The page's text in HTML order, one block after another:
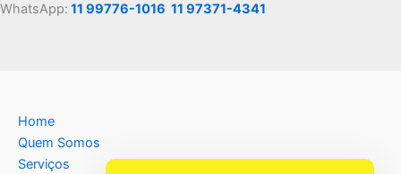
WhatsApp: 11 99776-1016 11 97371-4341
Home
Quem Somos
Serviços